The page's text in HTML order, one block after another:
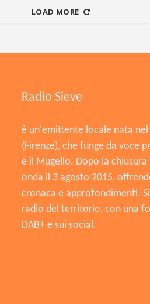
LOAD MORE
Radio Sieve
è un'emittente locale nata nel
(Firenze), che funge da voce
e il Mugello. Dopo la
onda il 3 agosto 2015,
cronaca e approfondimenti.
radio del territorio, con una
DAB+ e sui social.